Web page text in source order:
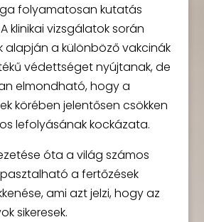
folyamatosan kutatás
klinikai vizsgálatok során
alapján a különböző vakcinák
védettséget nyújtanak, de
elmondható, hogy a
körében jelentősen csökken
lefolyásának kockázata.
óta a világ számos
a fertőzések
ami azt jelzi, hogy az
sikeresek.